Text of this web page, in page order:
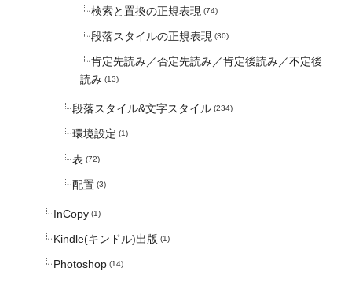
検索と置換の正規表現 (74)
段落スタイルの正規表現 (30)
肯定先読み／否定先読み／肯定後読み／不定後
読み (13)
段落スタイル&文字スタイル (234)
環境設定 (1)
表 (72)
配置 (3)
InCopy (1)
Kindle(キンドル)出版 (1)
Photoshop (14)